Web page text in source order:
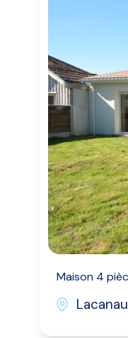
Maison 4